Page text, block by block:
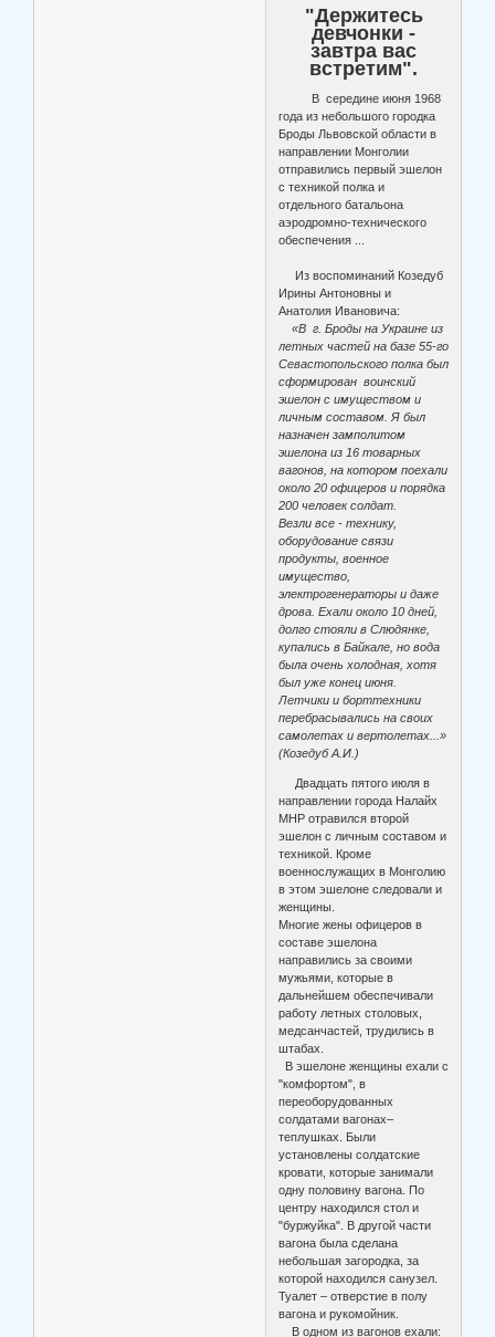
"Держитесь
девчонки -
завтра вас
встретим".
В середине июня 1968
года из небольшого городка
Броды Львовской области в
направлении Монголии
отправились первый эшелон
с техникой полка и
отдельного батальона
аэродромно-технического
обеспечения ...
Из воспоминаний Козедуб
Ирины Антоновны и
Анатолия Ивановича:
«В г. Броды на Украине из
летных частей на базе 55-го
Севастопольского полка был
сформирован воинский
эшелон с имуществом и
личным составом. Я был
назначен замполитом
эшелона из 16 товарных
вагонов, на котором поехали
около 20 офицеров и порядка
200 человек солдат.
Везли все - технику,
оборудование связи
продукты, военное
имущество,
электрогенераторы и даже
дрова. Ехали около 10 дней,
долго стояли в Слюдянке,
купались в Байкале, но вода
была очень холодная, хотя
был уже конец июня.
Летчики и борттехники
перебрасывались на своих
самолетах и вертолетах...»
(Козедуб А.И.)
Двадцать пятого июля в
направлении города Налайх
МНР отравился второй
эшелон с личным составом и
техникой. Кроме
военнослужащих в Монголию
в этом эшелоне следовали и
женщины.
Многие жены офицеров в
составе эшелона
направились за своими
мужьями, которые в
дальнейшем обеспечивали
работу летных столовых,
медсанчастей, трудились в
штабах.
В эшелоне женщины ехали с
"комфортом", в
переоборудованных
солдатами вагонах–
теплушках. Были
установлены солдатские
кровати, которые занимали
одну половину вагона. По
центру находился стол и
"буржуйка". В другой части
вагона была сделана
небольшая загородка, за
которой находился санузел.
Туалет – отверстие в полу
вагона и рукомойник.
В одном из вагонов ехали: